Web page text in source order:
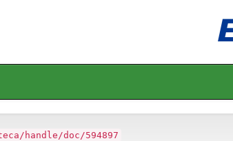
handle/doc/594897